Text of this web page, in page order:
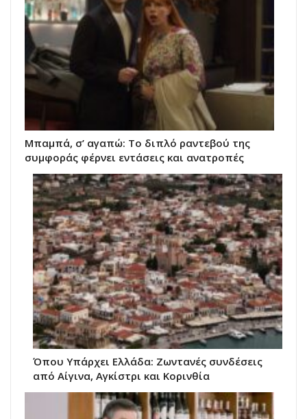
Μπαμπά, σ’ αγαπώ: Το διπλό ραντεβού της
συμφοράς φέρνει εντάσεις και ανατροπές
Όπου Υπάρχει Ελλάδα: Ζωντανές συνδέσεις
από Αίγινα, Αγκίστρι και Κορινθία